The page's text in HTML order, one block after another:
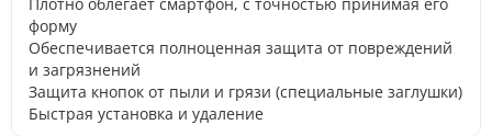
форму
Обеспечивается полноценная защита от повреждений
и загрязнений
Защита кнопок от пыли и грязи (специальные заглушки)
Быстрая установка и удаление